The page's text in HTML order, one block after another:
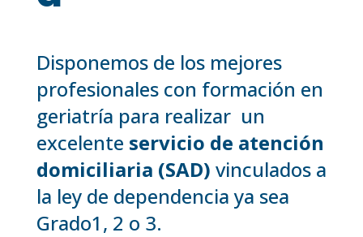
Disponemos de los mejores
profesionales con formación en
geriatría para realizar un
excelente servicio de atención
domiciliaria (SAD) vinculados a
la ley de dependencia ya sea
Grado1, 2 o 3.